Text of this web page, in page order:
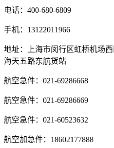
电话：400-680-6809
手机：13122011966
地址：上海市闵行区虹桥机场
海天五路东航货站
航空急件：021-69286668
航空急件：021-69286669
航空急件：021-60523632
航空加急件：18602177888